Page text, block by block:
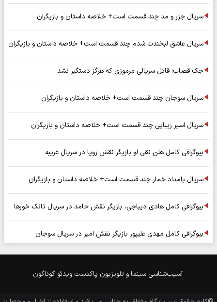
سریال جزر و مد چند قسمت است+ خلاصه داستان و بازیگران
سریال عاشق لبخندت شدم چند قسمت است+ خلاصه داستان و بازیگران
جک قصاب؛ قاتل سریالی مرموزی که هرگز دستگیر نشد
سریال سوجان چند قسمت است+ خلاصه داستان و بازیگران
سریال اسیر زیبایی چند قسمت است+ خلاصه داستان و بازیگران
بیوگرافی کامل هلن نقی لو بازیگر نقش زویا در سریال غریبه
سریال بامداد خمار چند قسمت است+ خلاصه داستان و بازیگران
بیوگرافی کامل هادی دیباجی، بازیگر نقش حامد در سریال تانک خورها
بیوگرافی کامل مهدی علیپور بازیگر نقش امیر در سریال سوجان
آسیب‌شناسی سینما و تلویزیون پاکدست ویدئو گوناگون